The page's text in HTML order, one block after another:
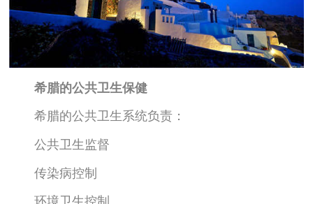
希腊的公共卫生保健
希腊的公共卫生系统负责：
公共卫生监督
传染病控制